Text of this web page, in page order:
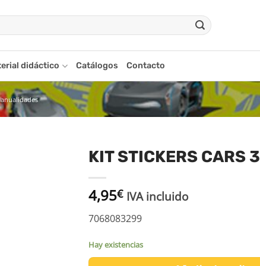
didáctico Catálogos Contacto
KIT STICKERS CARS 3
4,95€ IVA incluido
7068083299
Hay existencias